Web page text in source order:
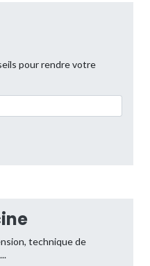
pour rendre votre
technique de